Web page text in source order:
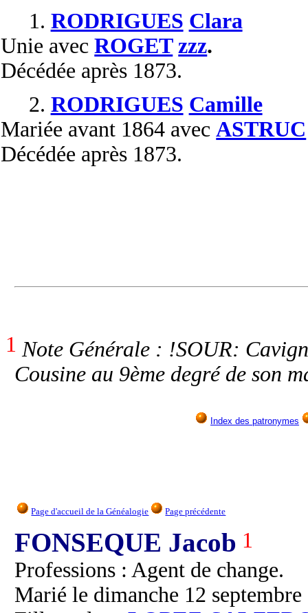
1. RODRIGUES Clara
Unie avecROGET zzz.
Décédée après 1873.
2. RODRIGUES Camille
Mariée avant 1864 avecASTRUC
Décédée après 1873.
1 Note Générale : !SOUR:
Cousine au 9ème degré de son
Index des patronymes
Page d'accueil de la Généalogie Page précédente
FONSEQUE Jacob 1
Professions : Agent de change.
Marié le dimanche 12